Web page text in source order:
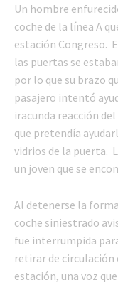
Un hombre
coche de la línea A
estación Congreso.
las puertas se
por lo que su brazo
pasajero intentó
iracunda reacción
que pretendía
vidrios de la puerta.
un joven que se
Al detenerse la
coche siniestrado
fue interrumpida
retirar de
estación, una voz